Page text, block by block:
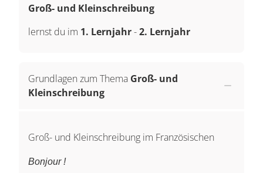
Groß- und Kleinschreibung
lernst du im 1. Lernjahr-2. Lernjahr
Grundlagen zum Thema Groß- und
Kleinschreibung
Groß- und Kleinschreibung im Französischen
Bonjour !